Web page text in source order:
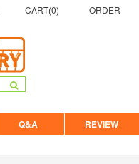
CART(0) ORDER
Q&A REVIEW